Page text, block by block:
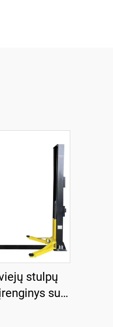
stulpų
su